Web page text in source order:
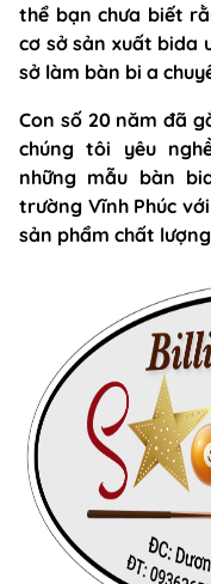
thể bạn chưa biết
cơ sở sản xuất bida
sở làm bàn bi a
Con số 20 năm đã
chúng tôi yêu
những mẫu bàn
trường Vĩnh Phúc
sản phẩm chất